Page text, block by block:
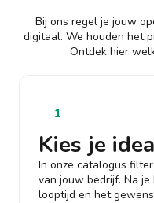
Bij ons regel je jouw
digitaal. We houden het
Ontdek hier
1
Kies je
In onze catalogus
van jouw bedrijf. Na
looptijd en het